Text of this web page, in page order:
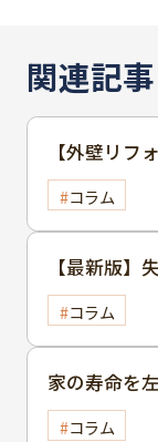
関連記事
【外壁リフ
と違う…」を
アルに見え
のススメ
コラム
【最新版】
宅の「屋根
グコラム
家の寿命を
たい「屋根
コラム